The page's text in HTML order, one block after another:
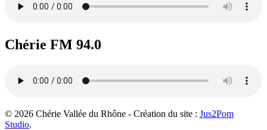
Chérie FM 94.0
© 2026 Chérie Vallée du Rhône - Création du site : Jus2Pom
Studio.